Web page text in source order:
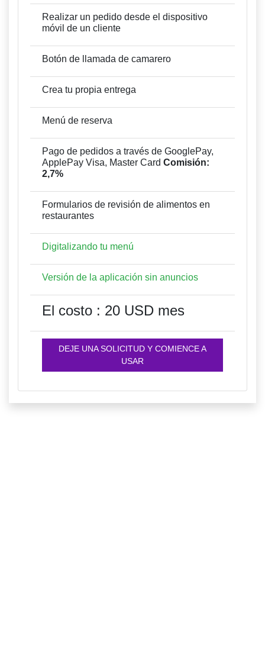
Realizar un pedido desde el dispositivo
móvil de un cliente
Botón de llamada de camarero
Crea tu propia entrega
Menú de reserva
Pago de pedidos a través de GooglePay,
ApplePay Visa, Master Card Comisión:
2,7%
Formularios de revisión de alimentos en
restaurantes
Digitalizando tu menú
Versión de la aplicación sin anuncios
El costo : 20 USD mes
DEJE UNA SOLICITUD Y COMIENCE A
USAR